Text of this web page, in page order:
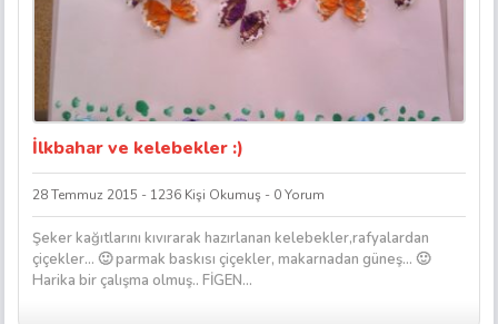
İlkbahar ve kelebekler :)
28 Temmuz 2015 - 1236 Kişi Okumuş - 0 Yorum
Şeker kağıtlarını kıvırarak hazırlanan kelebekler,rafyalardan
çiçekler… 🙂 parmak baskısı çiçekler, makarnadan güneş… 🙂
Harika bir çalışma olmuş.. FİGEN...